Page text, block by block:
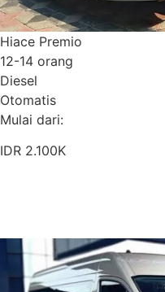
Hiace Premio
12-14 orang
Diesel
Otomatis
Mulai dari:
IDR 2.100K